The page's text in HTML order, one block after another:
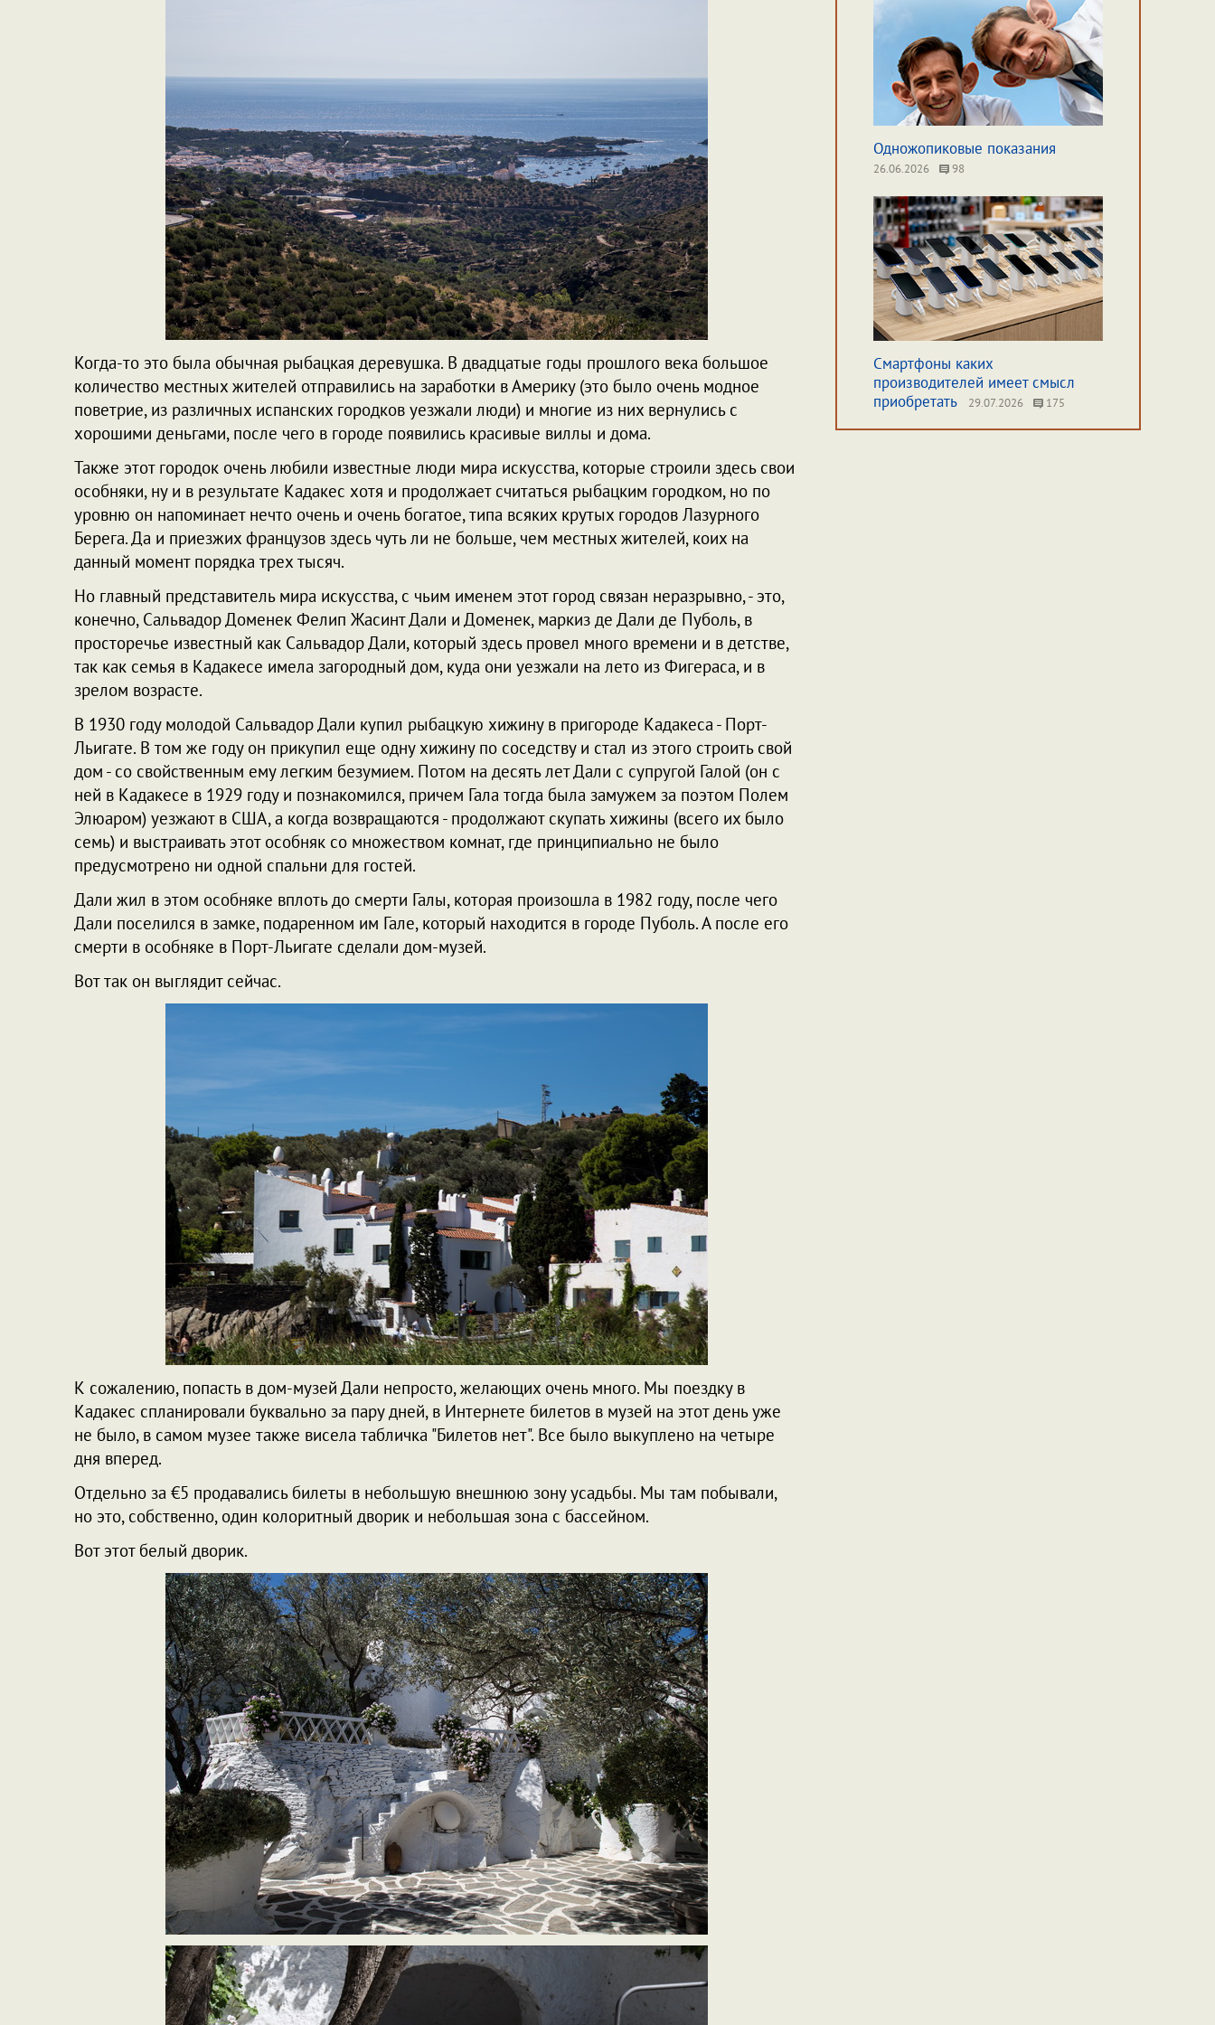
Когда-то это была обычная рыбацкая деревушка. В двадцатые годы прошлого века большое
количество местных жителей отправились на заработки в Америку (это было очень модное
поветрие, из различных испанских городков уезжали люди) и многие из них вернулись с
хорошими деньгами, после чего в городе появились красивые виллы и дома.
Также этот городок очень любили известные люди мира искусства, которые строили здесь свои
особняки, ну и в результате Кадакес хотя и продолжает считаться рыбацким городком, но по
уровню он напоминает нечто очень и очень богатое, типа всяких крутых городов Лазурного
Берега. Да и приезжих французов здесь чуть ли не больше, чем местных жителей, коих на
данный момент порядка трех тысяч.
Но главный представитель мира искусства, с чьим именем этот город связан неразрывно, - это,
конечно, Сальвадор Доменек Фелип Жасинт Дали и Доменек, маркиз де Дали де Пуболь, в
просторечье известный как Сальвадор Дали, который здесь провел много времени и в детстве,
так как семья в Кадакесе имела загородный дом, куда они уезжали на лето из Фигераса, и в
зрелом возрасте.
В 1930 году молодой Сальвадор Дали купил рыбацкую хижину в пригороде Кадакеса - Порт-
Льигате. В том же году он прикупил еще одну хижину по соседству и стал из этого строить свой
дом - со свойственным ему легким безумием. Потом на десять лет Дали с супругой Галой (он с
ней в Кадакесе в 1929 году и познакомился, причем Гала тогда была замужем за поэтом Полем
Элюаром) уезжают в США, а когда возвращаются - продолжают скупать хижины (всего их было
семь) и выстраивать этот особняк со множеством комнат, где принципиально не было
предусмотрено ни одной спальни для гостей.
Дали жил в этом особняке вплоть до смерти Галы, которая произошла в 1982 году, после чего
Дали поселился в замке, подаренном им Гале, который находится в городе Пуболь. А после его
смерти в особняке в Порт-Льигате сделали дом-музей.
Вот так он выглядит сейчас.
К сожалению, попасть в дом-музей Дали непросто, желающих очень много. Мы поездку в
Кадакес спланировали буквально за пару дней, в Интернете билетов в музей на этот день уже
не было, в самом музее также висела табличка "Билетов нет". Все было выкуплено на четыре
дня вперед.
Отдельно за €5 продавались билеты в небольшую внешнюю зону усадьбы. Мы там побывали,
но это, собственно, один колоритный дворик и небольшая зона с бассейном.
Вот этот белый дворик.
Одножопиковые показания
26.06.2026 98
Смартфоны каких
производителей имеет смысл
приобретать
29.07.2026 175